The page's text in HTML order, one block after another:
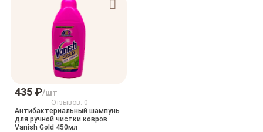
435 ₽/шт
Отзывов: 0
Антибактериальный шампунь
для ручной чистки ковров
Vanish Gold 450мл